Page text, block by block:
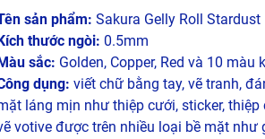
sản phẩm: Sakura Gelly Roll Stardust
Kích thước ngòi: 0.5mm
Màu sắc: Golden, Copper, Red và 10 màu
dụng: viết chữ bằng tay, vẽ tranh,
láng mịn như thiệp cưới, sticker,
votive được trên nhiều loại bề mặt như